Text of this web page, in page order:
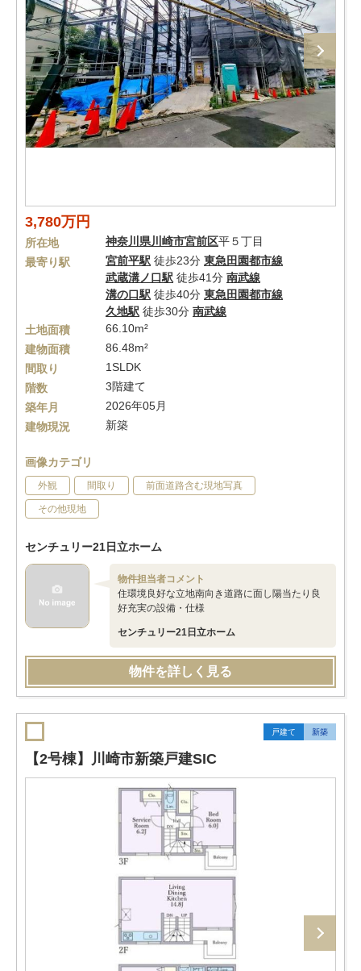
3,780万円
所在地 神奈川県川崎市宮前区平５丁目
最寄り駅
宮前平駅 徒歩23分 東急田園都市線
武蔵溝ノ口駅 徒歩41分 南武線
溝の口駅 徒歩40分 東急田園都市線
久地駅 徒歩30分 南武線
土地面積
66.10m²
建物面積
86.48m²
間取り
1SLDK
階数
3階建て
築年月
2026年05月
建物現況
新築
画像カテゴリ
外観 間取り 前面道路含む現地写真
その他現地
センチュリー21日立ホーム
物件担当者コメント
住環境良好な立地南向き道路に面し陽当たり良
好充実の設備・仕様
センチュリー21日立ホーム
物件を詳しく見る
戸建て 新築
【2号棟】川崎市新築戸建SIC